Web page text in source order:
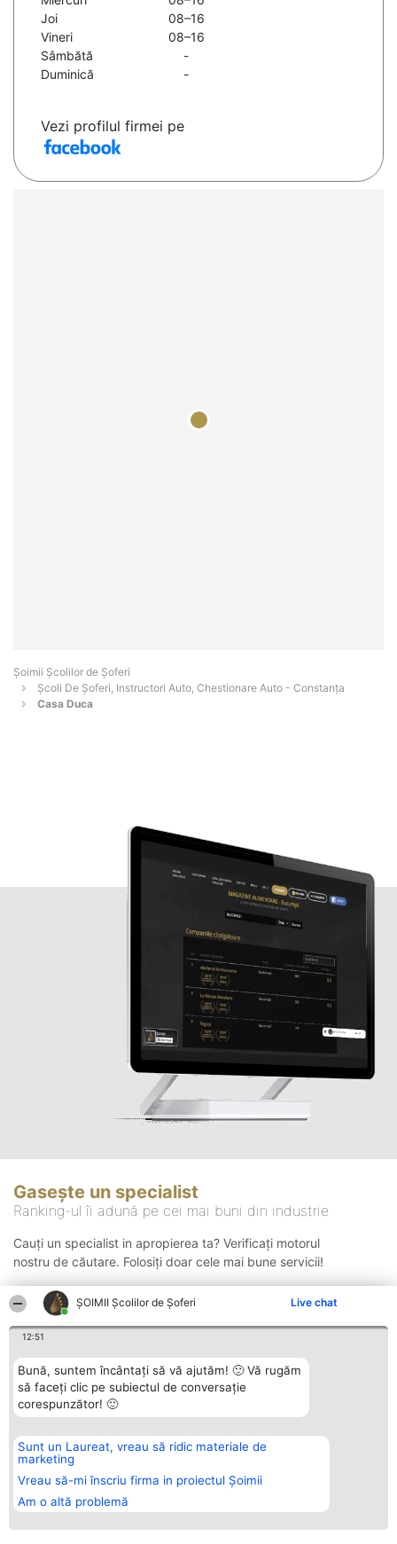
ŞOIMII Școlilor de Șoferi Live chat
12:51
Bună, suntem încântați să vă ajutăm! 🙂 Vă rugăm
să faceți clic pe subiectul de conversație
corespunzător! 🙂
Sunt un Laureat, vreau să ridic materiale de
marketing
Vreau să-mi înscriu firma in proiectul Șoimii
Am o altă problemă
Joi
08–16
Vineri
08–16
Sâmbătă
-
Duminică
-
Vezi profilul firmei pe
Şoimii Școlilor de Șoferi
Școli De Șoferi, Instructori Auto, Chestionare Auto - Constanţa
Casa Duca
Gasește un specialist
Ranking-ul îi adună pe cei mai buni din industrie
Cauți un specialist in apropierea ta? Verificați motorul
nostru de căutare. Folosiți doar cele mai bune servicii!
Organizator Ranking
BRIGHT SOLUTIONS BR SRL
Aleea Timisul De Sus 2 Bl. A30
Sc. A Et. 4 Ap. 13 Cod 061952
București
CUI 36737675
Plebiscyt
Lista Tuturor
Laureaților
Statut
Contact